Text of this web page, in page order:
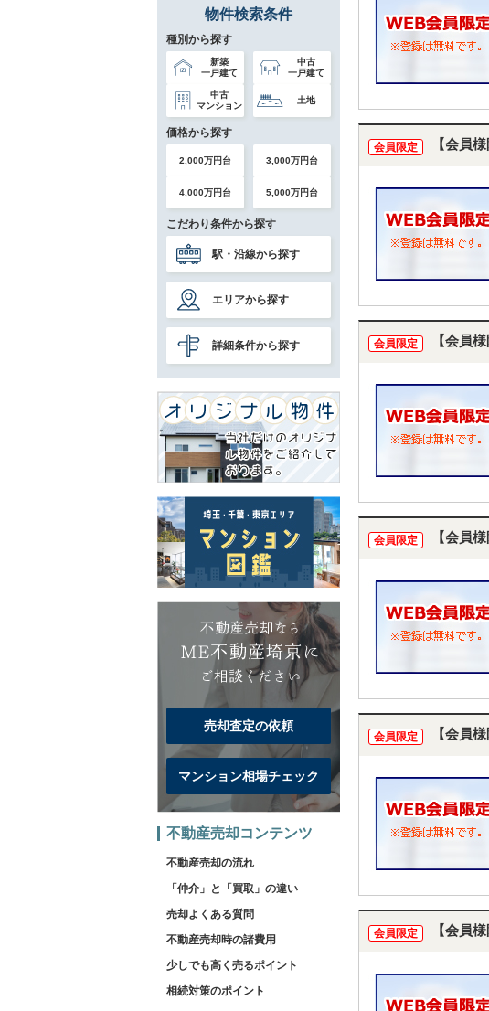
会員限定 【会員
会員限定 【会員
会員限定 【会員
会員限定 【会員
会員限定 【会員
物件検索条件
種別から探す
新築
一戸建て
中古
一戸建て
中古
マンション
土地
価格から探す
2,000万円台 3,000万円台
4,000万円台 5,000万円台
こだわり条件から探す
駅・沿線から探す
エリアから探す
詳細条件から探す
売却査定の依頼
マンション相場チェック
不動産売却コンテンツ
不動産売却の流れ
「仲介」と「買取」の違い
売却よくある質問
不動産売却時の諸費用
少しでも高く売るポイント
相続対策のポイント